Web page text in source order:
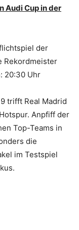
Audi Cup in der
der
Rekordmeister
20:30 Uhr
trifft Real Madrid
Anpfiff der
Top-Teams in
die
im Testspiel